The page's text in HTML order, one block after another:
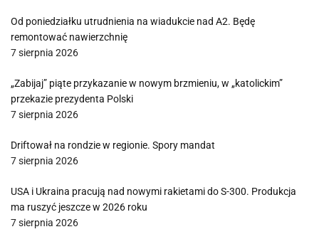
Od poniedziałku utrudnienia na wiadukcie nad A2. Będę
remontować nawierzchnię
7 sierpnia 2026
„Zabijaj” piąte przykazanie w nowym brzmieniu, w „katolickim”
przekazie prezydenta Polski
7 sierpnia 2026
Driftował na rondzie w regionie. Spory mandat
7 sierpnia 2026
USA i Ukraina pracują nad nowymi rakietami do S-300. Produkcja
ma ruszyć jeszcze w 2026 roku
7 sierpnia 2026